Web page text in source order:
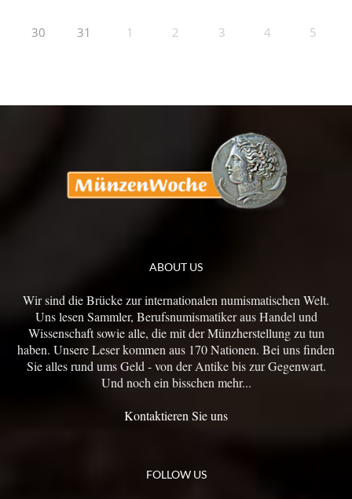
30 31 1 2 3 4 5
ABOUT US
Wir sind die Brücke zur internationalen numismatischen Welt.
Uns lesen Sammler, Berufsnumismatiker aus Handel und
Wissenschaft sowie alle, die mit der Münzherstellung zu tun
haben. Unsere Leser kommen aus 170 Nationen. Bei uns finden
Sie alles rund ums Geld - von der Antike bis zur Gegenwart.
Und noch ein bisschen mehr...
Kontaktieren Sie uns
FOLLOW US